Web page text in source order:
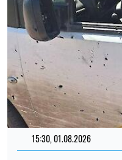
15:30, 01.08.2026